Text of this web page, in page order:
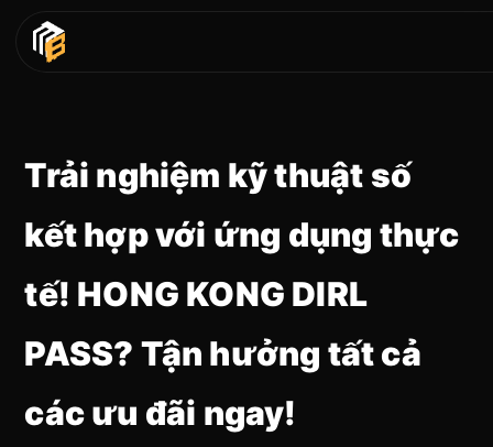
Trải nghiệm kỹ thuật số
kết hợp với ứng dụng thực
tế! HONG KONG DIRL
PASS? Tận hưởng tất cả
các ưu đãi ngay!